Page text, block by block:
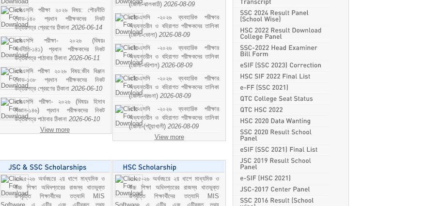
এসএসসি পরীক্ষা ২০২৬ বিষয়: পৌরনীতি
কোড-১৪০ প্রধান পরীক্ষকদের নিকট
উত্তরপত্র প্রেরণের ঠিকানা 2026-06-14
এসএসসি পরীক্ষা- ২০২৬ (বিষয়ঃ
অর্থনীতি-১৪১) প্রধান পরীক্ষকদের নিকট
উত্তরপত্র পাঠাবার ঠিকানা 2026-06-11
এসএসসি পরীক্ষা ২০২৬ বিষয়:জীব বিঞ্জান
কোড-১৩৮ প্রধান পরীক্ষকদের নিকট
উত্তরপত্র প্রেরণের ঠিকানা 2026-06-10
এসএসসি পরীক্ষা- ২০২৬ (বিষয়ঃ হিসাব
বিজ্ঞান-১৪৬) প্রধান পরীক্ষকদের নিকট
উত্তরপত্র পাঠাবার ঠিকানা 2026-06-10
View more
(জেলা-ঝালকাঠি) 2026-08-09
এইচএসসি -২০২৬ ব্যবহারিক পরীক্ষার
অভ্যন্তরীন ও বহিরাগত পরীক্ষকদের তালিকা
(জেলা-ভোলা) 2026-08-09
এইচএসসি -২০২৬ ব্যবহারিক পরীক্ষার
অভ্যন্তরীন ও বহিরাগত পরীক্ষকদের তালিকা
(জেলা-বরিশাল) 2026-08-09
এইচএসসি -২০২৬ ব্যবহারিক পরীক্ষার
অভ্যন্তরীন ও বহিরাগত পরীক্ষকদের তালিকা
(জেলা-বরগুনা) 2026-08-09
এইচএসসি -২০২৬ ব্যবহারিক পরীক্ষার
অভ্যন্তরীন ও বহিরাগত পরীক্ষকদের তালিকা
(জেলা-(পটুয়াখালী) 2026-08-09
View more
২০২৫-২৬ অর্থবছরে ২য় ধাপে মাধ্যমিক ও
উচ্চ শিক্ষা অধিদপ্তরের রাজস্ব খাতভুক্ত
উপবৃত্তি শিক্ষার্থীদের তত্যাদি MIS
২০২৫-২৬ অর্থবছরে ২য় ধাপে মাধ্যমিক ও
উচ্চ শিক্ষা অধিদপ্তরের রাজস্ব খাতভুক্ত
উপবৃত্তি শিক্ষার্থীদের তত্যাদি MIS